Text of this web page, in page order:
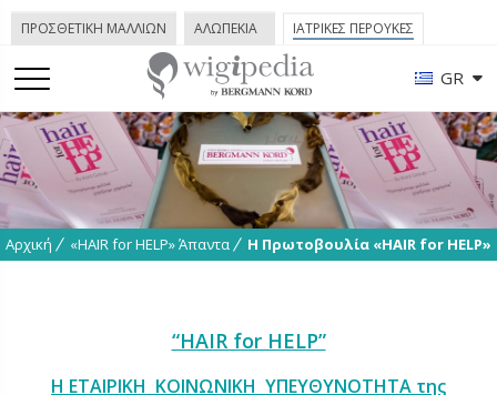
GR
ΠΡΟΣΘΕΤΙΚΗ ΜΑΛΛΙΩΝ ΑΛΩΠΕΚΙΑ ΙΑΤΡΙΚΕΣ ΠΕΡΟΥΚΕΣ
Αρχική «HAIR for HELP» Άπαντα Η Πρωτοβουλία «HAIR for HELP»
“HAIR for HELP”
Η ΕΤΑΙΡΙΚΗ ΚΟΙΝΩΝΙΚΗ ΥΠΕΥΘΥΝΟΤΗΤΑ της